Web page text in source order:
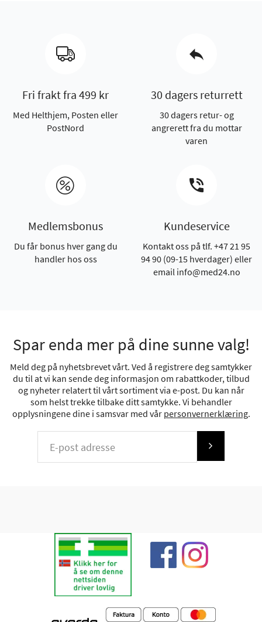
Fri frakt fra 499 kr
Med Helthjem, Posten eller
PostNord
30 dagers returrett
30 dagers retur- og
angrerett fra du mottar
varen
Medlemsbonus
Du får bonus hver gang du
handler hos oss
Kundeservice
Kontakt oss på tlf. +47 21 95
94 90 (09-15 hverdager) eller
email info@med24.no
Spar enda mer på dine sunne valg!
Meld deg på nyhetsbrevet vårt. Ved å registrere deg samtykker
du til at vi kan sende deg informasjon om rabattkoder, tilbud
og nyheter relatert til vårt sortiment via e-post. Du kan når
som helst trekke tilbake ditt samtykke. Vi behandler
opplysningene dine i samsvar med vår personvernerklæring.